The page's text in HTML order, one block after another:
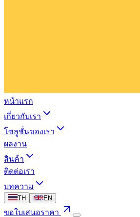
หน้าแรก
เกี่ยวกับเรา
โซลูชั่นของเรา
ผลงาน
สินค้า
ติดต่อเรา
บทความ
TH EN
ขอใบเสนอราคา